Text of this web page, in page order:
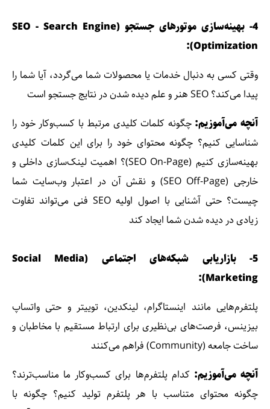
4- بهینه‌سازی موتورهای جستجو (SEO - Search Engine
Optimization):
وقتی کسی به دنبال خدمات یا محصولات شما می‌گردد، آیا شما را
پیدا می‌کند؟ SEO هنر و علم دیده شدن در نتایج جستجو است
آنچه می‌آموزیم:چگونه کلمات کلیدی مرتبط با کسب‌وکار خود را
شناسایی کنیم؟ چگونه محتوای خود را برای این کلمات کلیدی
بهینه‌سازی کنیم (SEO On-Page)؟ اهمیت لینک‌سازی داخلی و
خارجی (SEO Off-Page) و نقش آن در اعتبار وب‌سایت شما
چیست؟ حتی آشنایی با اصول اولیه SEO فنی می‌تواند تفاوت
زیادی در دیده شدن شما ایجاد کند
5- بازاریابی شبکه‌های اجتماعی (Social Media
Marketing):
پلتفرم‌هایی مانند اینستاگرام، لینکدین، توییتر و حتی واتساپ
بیزینس، فرصت‌های بی‌نظیری برای ارتباط مستقیم با مخاطبان و
ساخت جامعه (Community) فراهم می‌کنند
آنچه می‌آموزیم:کدام پلتفرم‌ها برای کسب‌وکار ما مناسب‌ترند؟
چگونه محتوای متناسب با هر پلتفرم تولید کنیم؟ چگونه با